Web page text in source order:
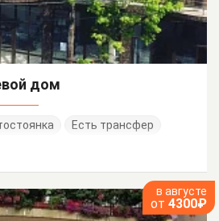
дом
Есть трансфер
в августе
от 4300₽